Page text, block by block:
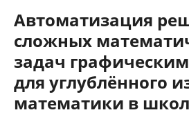
Автоматизация
сложных
задач
для углублённого
математики в